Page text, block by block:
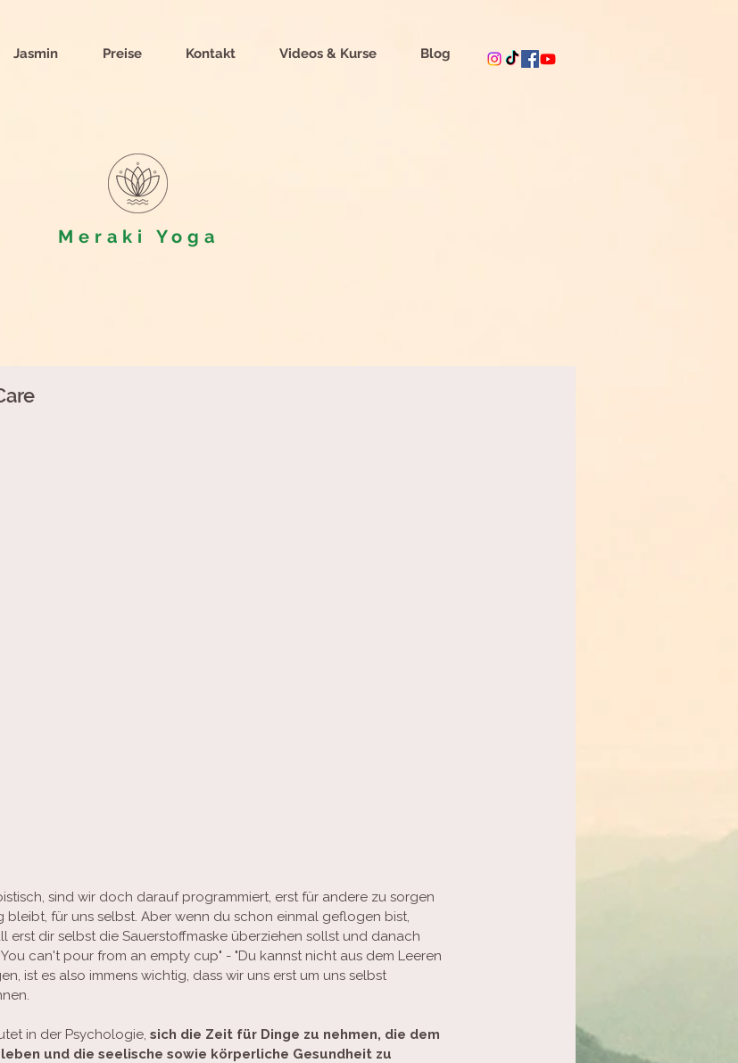
Jasmin Preise Kontakt Videos & Kurse Blog
Meraki Yoga
sind wir doch darauf programmiert, erst für andere zu sorgen
für uns selbst. Aber wenn du schon einmal geflogen bist,
erst dir selbst die Sauerstoffmaske überziehen sollst und danach
can't pour from an empty cup" - "Du kannst nicht aus dem Leeren
ist es also immens wichtig, dass wir uns erst um uns selbst
in der Psychologie, sich die Zeit für Dinge zu nehmen, die dem
und die seelische sowie körperliche Gesundheit zu